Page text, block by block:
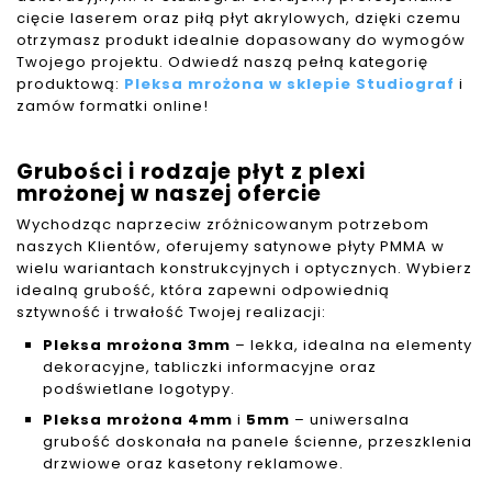
cięcie laserem oraz piłą płyt akrylowych, dzięki czemu
otrzymasz produkt idealnie dopasowany do wymogów
Twojego projektu. Odwiedź naszą pełną kategorię
produktową: Pleksa mrożona w sklepie Studiograf i
zamów formatki online!
Grubości i rodzaje płyt z plexi
mrożonej w naszej ofercie
Wychodząc naprzeciw zróżnicowanym potrzebom
naszych Klientów, oferujemy satynowe płyty PMMA w
wielu wariantach konstrukcyjnych i optycznych. Wybierz
idealną grubość, która zapewni odpowiednią
sztywność i trwałość Twojej realizacji:
Pleksa mrożona 3mm – lekka, idealna na elementy
dekoracyjne, tabliczki informacyjne oraz
podświetlane logotypy.
Pleksa mrożona 4mm i 5mm – uniwersalna
grubość doskonała na panele ścienne, przeszklenia
drzwiowe oraz kasetony reklamowe.